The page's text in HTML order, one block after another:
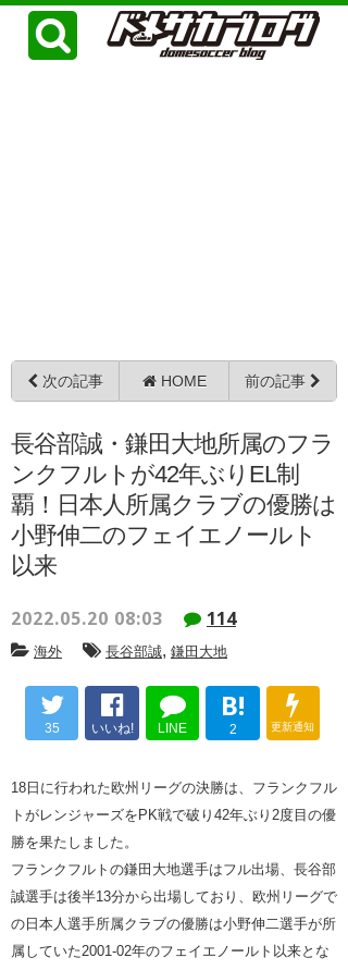
次の記事 HOME 前の記事
長谷部誠・鎌田大地所属のフラ
ンクフルトが42年ぶりEL制
覇！日本人所属クラブの優勝は
小野伸二のフェイエノールト
以来
2022.05.20 08:03 114
海外 長谷部誠, 鎌田大地
35 いいね! LINE
B!
2 更新通知
18日に行われた欧州リーグの決勝は、フランクフル
トがレンジャーズをPK戦で破り42年ぶり2度目の優
勝を果たしました。
フランクフルトの鎌田大地選手はフル出場、長谷部
誠選手は後半13分から出場しており、欧州リーグで
の日本人選手所属クラブの優勝は小野伸二選手が所
属していた2001-02年のフェイエノールト以来とな